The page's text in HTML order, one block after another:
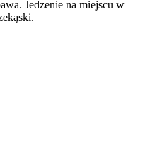
Jedzenie na miejscu w